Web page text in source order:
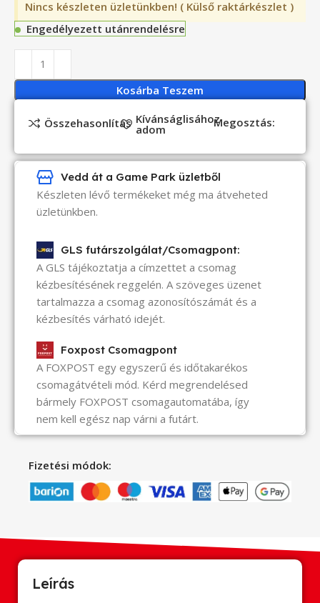
Nincs készleten üzletünkben! ( Külső raktárkészlet )
Engedélyezett utánrendelésre
Kosárba Teszem
Összehasonlítás Kívánságlisához
adom Megosztás:
Vedd át a Game Park üzletből
Készleten lévő termékeket még ma átveheted
üzletünkben.
GLS futárszolgálat/Csomagpont:
A GLS tájékoztatja a címzettet a csomag
kézbesítésének reggelén. A szöveges üzenet
tartalmazza a csomag azonosítószámát és a
kézbesítés várható idejét.
Foxpost Csomagpont
A FOXPOST egy egyszerű és időtakarékos
csomagátvételi mód. Kérd megrendelésed
bármely FOXPOST csomagautomatába, így
nem kell egész nap várni a futárt.
Fizetési módok:
Leírás